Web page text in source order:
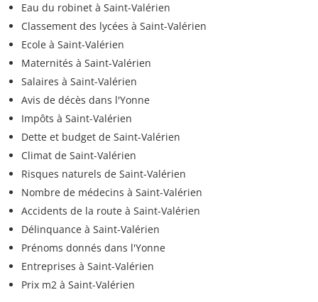
Eau du robinet à Saint-Valérien
Classement des lycées à Saint-Valérien
Ecole à Saint-Valérien
Maternités à Saint-Valérien
Salaires à Saint-Valérien
Avis de décès dans l'Yonne
Impôts à Saint-Valérien
Dette et budget de Saint-Valérien
Climat de Saint-Valérien
Risques naturels de Saint-Valérien
Nombre de médecins à Saint-Valérien
Accidents de la route à Saint-Valérien
Délinquance à Saint-Valérien
Prénoms donnés dans l'Yonne
Entreprises à Saint-Valérien
Prix m2 à Saint-Valérien